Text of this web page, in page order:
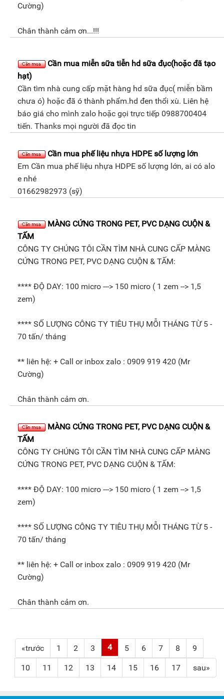
Cường)
Chân thành cảm ơn...!!!
Cần mua miễn sữa tiễn hd sữa đục(hoặc đã tạo
hạt)
Cần tìm nhà cung cấp mặt hàng hd sữa đục( miễn bầm
chưa ó) hoặc đã ó thành phẩm.hd đen thổi xù. Liên hệ
báo giá cho mình zalo hoặc gọi trực tiếp 0988700404
tiến. Thanks mọi người đã đọc tin
Cần mua phế liệu nhựa HDPE số lượng lớn
Em Cần mua phế liệu nhựa HDPE số lượng lớn, ai có alo
e nhé
01662982973 (sỹ)
MÀNG CỨNG TRONG PET, PVC DẠNG CUỘN &
TẤM
CÔNG TY CHÚNG TÔI CẦN TÌM NHÀ CUNG CẤP MÀNG
CỨNG TRONG PET, PVC DẠNG CUỘN & TẤM:
**** ĐỘ DAY: 100 micro ---> 150 micro ( 1 zem --> 1,5
zem)
**** SỐ LƯỢNG CÔNG TY TIÊU THỤ MỖI THÁNG TỪ 5 -
70 tấn/ tháng
** liên hệ: + Call or inbox zalo : 0909 919 420 (Mr
Cường)
Chân thành cảm ơn.
MÀNG CỨNG TRONG PET, PVC DẠNG CUỘN &
TẤM
CÔNG TY CHÚNG TÔI CẦN TÌM NHÀ CUNG CẤP MÀNG
CỨNG TRONG PET, PVC DẠNG CUỘN & TẤM:
**** ĐỘ DAY: 100 micro ---> 150 micro ( 1 zem --> 1,5
zem)
**** SỐ LƯỢNG CÔNG TY TIÊU THỤ MỖI THÁNG TỪ 5 -
70 tấn/ tháng
** liên hệ: + Call or inbox zalo : 0909 919 420 (Mr
Cường)
Chân thành cảm ơn.
«trước 1 2 3 4 5 6 7 8 9
10 11 12 13 14 15 16 17 sau»